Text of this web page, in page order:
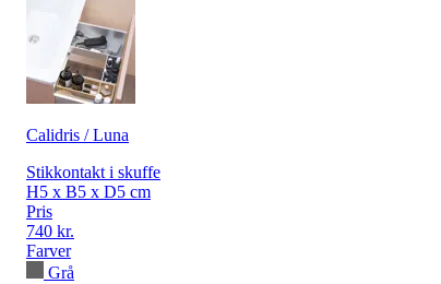
Calidris / Luna
Stikkontakt i skuffe
H5 x B5 x D5 cm
Pris
740 kr.
Farver
Grå